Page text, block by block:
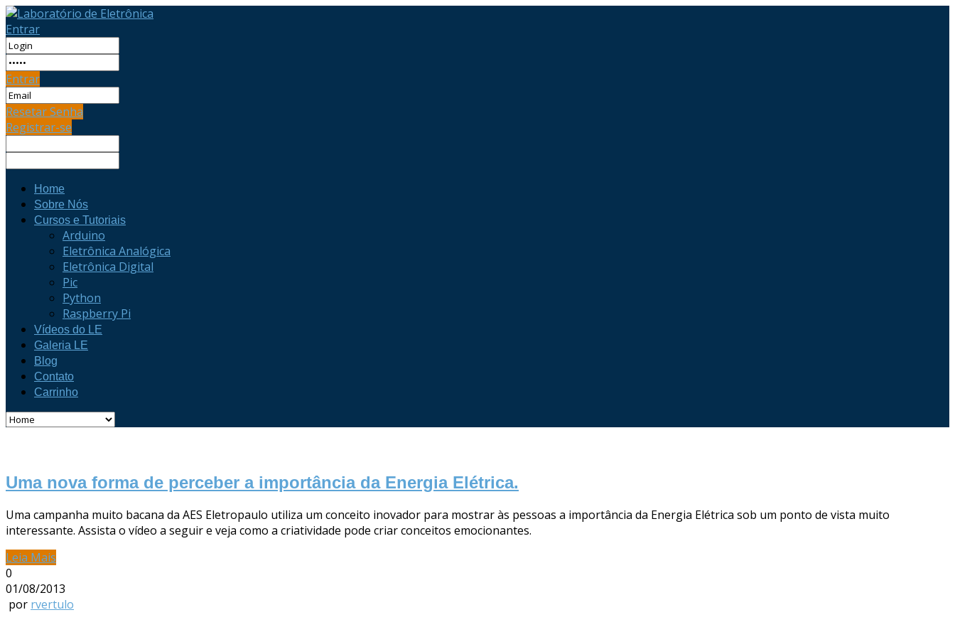
Entrar
Entrar
Resetar Senha
Registrar-se
Home
Sobre Nós
Cursos e Tutoriais
Arduino
Eletrônica Analógica
Eletrônica Digital
Pic
Python
Raspberry Pi
Vídeos do LE
Galeria LE
Blog
Contato
Carrinho
Uma nova forma de perceber a importância da Energia Elétrica.
Uma campanha muito bacana da AES Eletropaulo utiliza um conceito inovador para mostrar às pessoas a importância da Energia Elétrica sob um ponto de vista muito
interessante. Assista o vídeo a seguir e veja como a criatividade pode criar conceitos emocionantes.
Leia Mais
0
01/08/2013
por rvertulo